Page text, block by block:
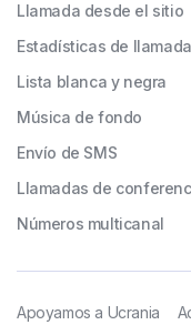
Llamada desde el sitio
Estadísticas de
Lista blanca y negra
Música de fondo
Envío de SMS
Llamadas de
Números multicanal
Apoyamos a Ucrania